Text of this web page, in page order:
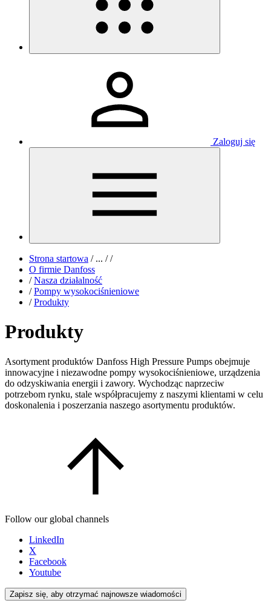
Zaloguj się
Strona startowa /... / /
O firmie Danfoss
/ Nasza działalność
/ Pompy wysokociśnieniowe
/ Produkty
Produkty
Asortyment produktów Danfoss High Pressure Pumps obejmuje
innowacyjne i niezawodne pompy wysokociśnieniowe, urządzenia
do odzyskiwania energii i zawory. Wychodząc naprzeciw
potrzebom rynku, stale współpracujemy z naszymi klientami w celu
doskonalenia i poszerzania naszego asortymentu produktów.
Follow our global channels
LinkedIn
X
Facebook
Youtube
Zapisz się, aby otrzymać najnowsze wiadomości